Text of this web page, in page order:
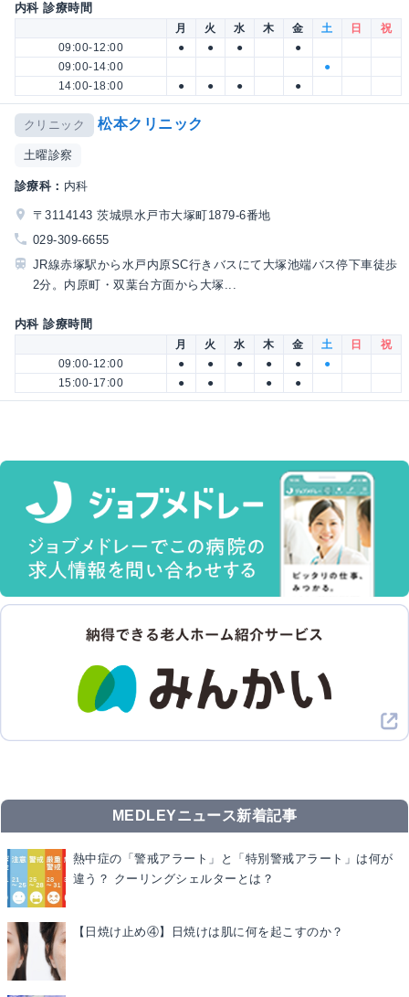
内科 診療時間
月 火 水 木 金 土 日
祝
09:00-12:00
● ● ●
●
09:00-14:00
●
14:00-18:00
● ● ● ●
クリニック 松本クリニック
土曜診察
診療科： 内科
〒3114143 茨城県水戸市大塚町1879-6番地
029-309-6655
JR線赤塚駅から水戸内原SC行きバスにて大塚池端バス停下車徒歩
2分。内原町・双葉台方面から大塚...
内科 診療時間
月 火 水 木 金 土 日
祝
09:00-12:00
● ● ● ● ●
●
15:00-17:00
● ● ● ●
MEDLEYニュース新着記事
熱中症の「警戒アラート」と「特別警戒アラート」は何が
違う？ クーリングシェルターとは？
【日焼け止め④】日焼けは肌に何を起こすのか？